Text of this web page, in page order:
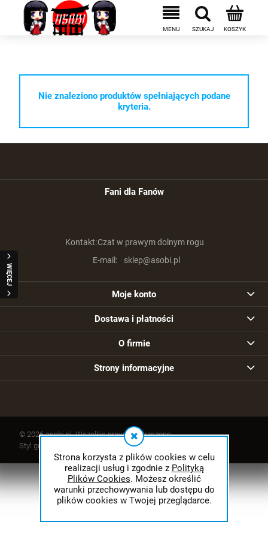
Strona korzysta z plików cookies w celu
realizacji usług i zgodnie z Polityką
Plików Cookies. Możesz określić
warunki przechowywania lub dostępu do
plików cookies w Twojej przeglądarce.
WIĘCEJ
Nie znaleziono produktów spełniających podane
kryteria.
Fani dla Fanów
Kontakt:Czat w prawym dolnym rogu
E-mail:
sklep@asobi.pl
Moje konto
Dostawa i płatności
O firmie
Strony informacyjne
© 2026 asobi.pl. Wszelkie prawa zastrzeżone.
Styl graficzny ShopGadget.pl
Sklep internetowy Shoper.pl